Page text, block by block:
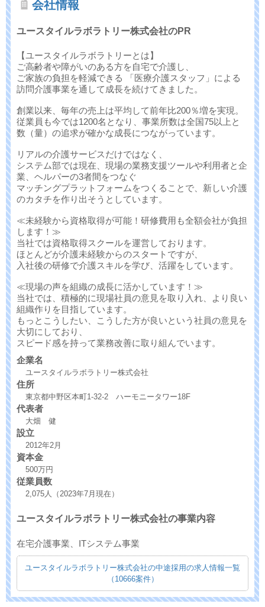
会社情報
ユースタイルラボラトリー株式会社のPR
【ユースタイルラボラトリーとは】
ご高齢者や障がいのある方を自宅で介護し、
ご家族の負担を軽減できる 「医療介護スタッフ」による
訪問介護事業を通して成長を続けてきました。
創業以来、毎年の売上は平均して前年比200％増を実現。
従業員も今では1200名となり、事業所数は全国75以上と
数（量）の追求が確かな成長につながっています。
リアルの介護サービスだけではなく、
システム部では現在、現場の業務支援ツールや利用者と企
業、ヘルパーの3者間をつなぐ
マッチングプラットフォームをつくることで、新しい介護
のカタチを作り出そうとしています。
≪未経験から資格取得が可能！研修費用も全額会社が負担
します！≫
当社では資格取得スクールを運営しております。
ほとんどが介護未経験からのスタートですが、
入社後の研修で介護スキルを学び、活躍をしています。
≪現場の声を組織の成長に活かしています！≫
当社では、積極的に現場社員の意見を取り入れ、より良い
組織作りを目指しています。
もっとこうしたい、こうした方が良いという社員の意見を
大切にしており、
スピード感を持って業務改善に取り組んでいます。
企業名
ユースタイルラボラトリー株式会社
住所
東京都中野区本町1-32-2 ハーモニータワー18F
代表者
大畑 健
設立
2012年2月
資本金
500万円
従業員数
2,075人（2023年7月現在）
ユースタイルラボラトリー株式会社の事業内容
在宅介護事業、ITシステム事業
ユースタイルラボラトリー株式会社の中途採用の求人情報一覧
（10666案件）